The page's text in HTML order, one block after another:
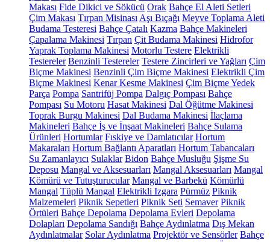
Makası Fide Dikici ve Sökücü Orak Bahçe El Aleti Setleri
Çim Makası Tırpan Misinası Aşı Bıçağı Meyve Toplama Aleti
Budama Testeresi Bahçe Çatalı Kazma Bahçe Makineleri
Çapalama Makinesi Tırpan Çit Budama Makinesi Hidrofor
Yaprak Toplama Makinesi Motorlu Testere Elektrikli
Testereler Benzinli Testereler Testere Zincirleri ve Yağları Çim
Biçme Makinesi Benzinli Çim Biçme Makinesi Elektrikli Çim
Biçme Makinesi Kenar Kesme Makinesi Çim Biçme Yedek
Parça Pompa Santrifüj Pompa Dalgıç Pompası Bahçe
Pompası Su Motoru Hasat Makinesi Dal Öğütme Makinesi
Toprak Burgu Makinesi Dal Budama Makinesi İlaçlama
Makineleri Bahçe İş ve İnşaat Makineleri Bahçe Sulama
Ürünleri Hortumlar Fıskiye ve Damlatıcılar Hortum
Makaraları Hortum Bağlantı Aparatları Hortum Tabancaları
Su Zamanlayıcı Sulaklar Bidon Bahçe Musluğu Şişme Su
Deposu Mangal ve Aksesuarları Mangal Aksesuarları Mangal
Kömürü ve Tutuşturucular Mangal ve Barbekü Kömürlü
Mangal Tüplü Mangal Elektrikli Izgara Pürmüz Piknik
Malzemeleri Piknik Sepetleri Piknik Seti Semaver Piknik
Örtüleri Bahçe Depolama Depolama Evleri Depolama
Dolapları Depolama Sandığı Bahçe Aydınlatma Dış Mekan
Aydınlatmalar Solar Aydınlatma Projektör ve Sensörler Bahçe